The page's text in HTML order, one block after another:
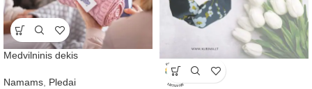
Medvilninis dekis
Namams, Pledai